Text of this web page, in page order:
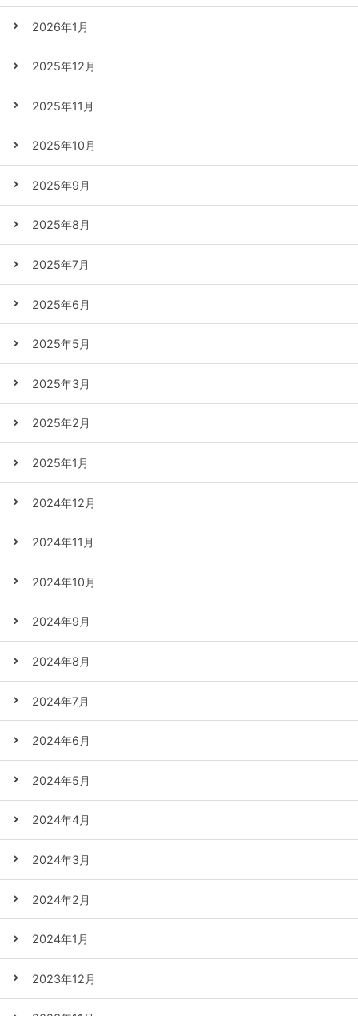
2026年1月
2025年12月
2025年11月
2025年10月
2025年9月
2025年8月
2025年7月
2025年6月
2025年5月
2025年3月
2025年2月
2025年1月
2024年12月
2024年11月
2024年10月
2024年9月
2024年8月
2024年7月
2024年6月
2024年5月
2024年4月
2024年3月
2024年2月
2024年1月
2023年12月